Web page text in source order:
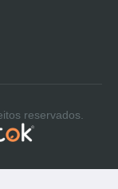
reservados.